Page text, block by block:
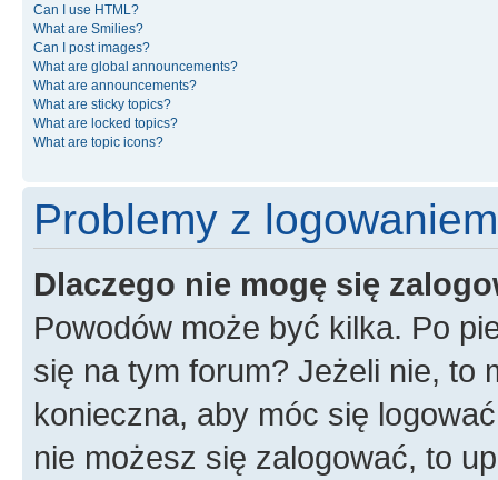
Can I use HTML?
What are Smilies?
Can I post images?
What are global announcements?
What are announcements?
What are sticky topics?
What are locked topics?
What are topic icons?
Problemy z
Dlaczego nie mogę się
Powodów może być kilka. Po
się na tym forum? Jeżeli nie, to
konieczna, aby móc się
nie możesz się zalogować, to